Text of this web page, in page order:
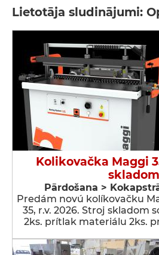
Lietotāja sludinājumi:
Kolikovačka Maggi
skladom
Pārdošana >
Predám novú kolíkovačku
35, r.v. 2026. Stroj skladom
2ks. prítlak materiálu 2ks.